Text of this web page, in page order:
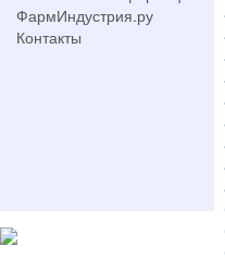
ФармИндустрия.ру
Контакты